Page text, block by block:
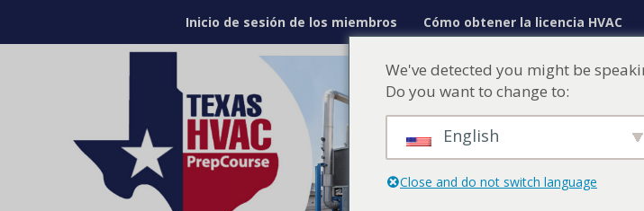
Inicio de sesión de los miembros Cómo obtener la licencia HVAC
del
We've detected you might be
Do you want to change to:
English
Close and do not switch language